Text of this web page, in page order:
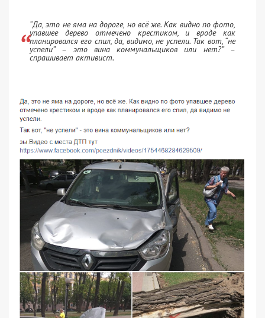
“Да, это не яма на дороге, но всё же. Как видно по фото,
упавшее дерево отмечено крестиком, и вроде как
планировался его спил, да, видимо, не успели. Так вот, “не
успели” – это вина коммунальщиков или нет?” –
спрашивает активист.